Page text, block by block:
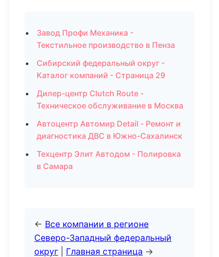
Завод Профи Механика -
Текстильное производство в Пенза
Сибирский федеральный округ -
Каталог компаний - Страница 29
Дилер-центр Clutch Route -
Техническое обслуживание в Москва
Автоцентр Автомир Detail - Ремонт и
диагностика ДВС в Южно-Сахалинск
Техцентр Элит Автодом - Полировка
в Самара
← Все компании в регионе
Северо-Западный федеральный
округ
Главная страница →